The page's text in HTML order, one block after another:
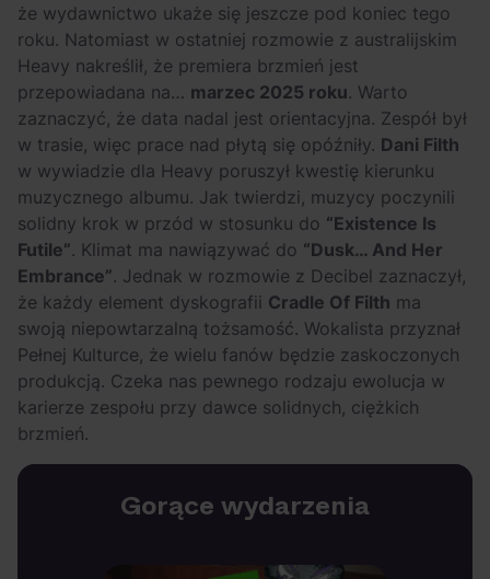
że wydawnictwo ukaże się jeszcze pod koniec tego
roku. Natomiast w ostatniej rozmowie z australijskim
Heavy nakreślił, że premiera brzmień jest
przepowiadana na… marzec 2025 roku. Warto
zaznaczyć, że data nadal jest orientacyjna. Zespół był
w trasie, więc prace nad płytą się opóźniły. Dani Filth
w wywiadzie dla Heavy poruszył kwestię kierunku
muzycznego albumu. Jak twierdzi, muzycy poczynili
solidny krok w przód w stosunku do “Existence Is
Futile”. Klimat ma nawiązywać do “Dusk… And Her
Embrance”. Jednak w rozmowie z Decibel zaznaczył,
że każdy element dyskografii Cradle Of Filth ma
swoją niepowtarzalną tożsamość. Wokalista przyznał
Pełnej Kulturce, że wielu fanów będzie zaskoczonych
produkcją. Czeka nas pewnego rodzaju ewolucja w
karierze zespołu przy dawce solidnych, ciężkich
brzmień.
Gorące wydarzenia